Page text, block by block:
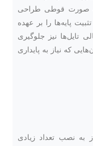
به صورت قوطی طراحی
پایه‌ها را بر عهده
تایل‌ها نیز جلوگیری
که نیاز به پایداری
به نصب تعداد زیادی